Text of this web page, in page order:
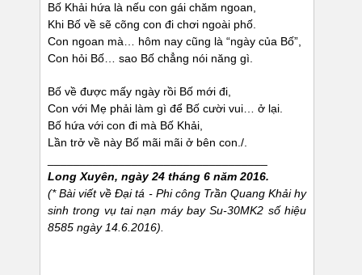
Bố Khải hứa là nếu con gái chăm ngoan,
Khi Bố về sẽ cõng con đi chơi ngoài phố.
Con ngoan mà… hôm nay cũng là “ngày của Bố”,
Con hỏi Bố… sao Bố chẳng nói năng gì.
Bố về được mấy ngày rồi Bố mới đi,
Con với Mẹ phải làm gì để Bố cười vui… ở lại.
Bố hứa với con đi mà Bố Khải,
Lần trở về này Bố mãi mãi ở bên con./.
Long Xuyên, ngày 24 tháng 6 năm 2016.
(* Bài viết về Đại tá - Phi công Trần Quang Khảihy
sinh trong vụ tai nạn máy bay Su-30MK2 số hiệu
8585 ngày 14.6.2016).